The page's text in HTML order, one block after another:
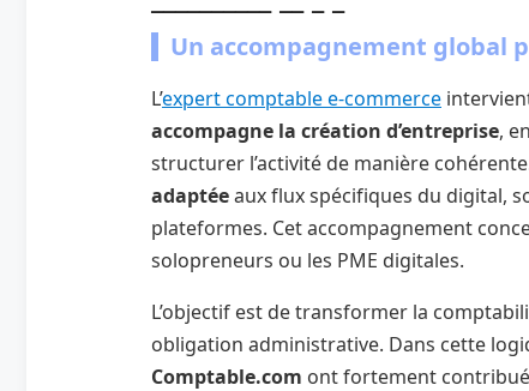
Un accompagnement global
L’expert comptable e-commerce
accompagne la création d’entreprise,
structurer l’activité de manière
adaptéeaux flux spécifiques du digital,
plateformes. Cet accompagnement
solopreneurs ou les PME digitales.
L’objectif est de transformer la
obligation administrative. Dans cette
Comptable.com ont fortement